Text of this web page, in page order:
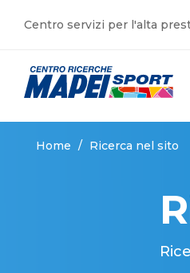
Centro servizi per l'alta
Home / Ricerca nel sito